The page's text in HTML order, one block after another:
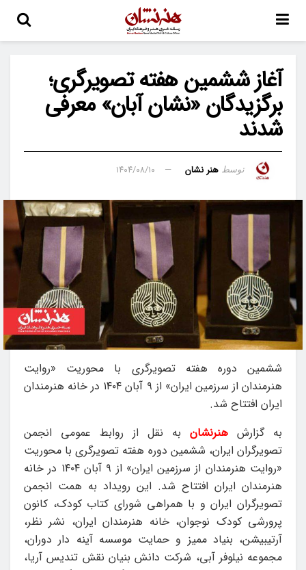
آغاز ششمین هفته‌ تصویرگری؛
برگزیدگان «نشان آبان» معرفی
شدند
توسط هنر نشان ۱۴۰۴/۰۸/۱۰
ششمین دوره‌ هفته‌ تصویرگری با محوریت «روایت
هنرمندان از سرزمین ایران» از ۹ آبان ۱۴۰۴ در خانه‌ هنرمندان
ایران افتتاح شد.
به گزارش هنرنشان به نقل از روابط عمومی انجمن
تصویرگران ایران، ششمین دوره هفته تصویرگری با محوریت
«روایت هنرمندان از سرزمین ایران» از ۹ آبان ۱۴۰۴ در خانه‌
هنرمندان ایران افتتاح شد. این رویداد به همت انجمن
تصویرگران ایران و با همراهی شورای کتاب کودک، کانون
پرورشی کودک نوجوان، خانه هنرمندان ایران، نشر نظر،
آرتیبیشن، بنیاد ممیز و حمایت موسسه آینه دار دوران،
مجموعه نیلوفر آبی، شرکت دانش بنیان نقش تندیس آریا،